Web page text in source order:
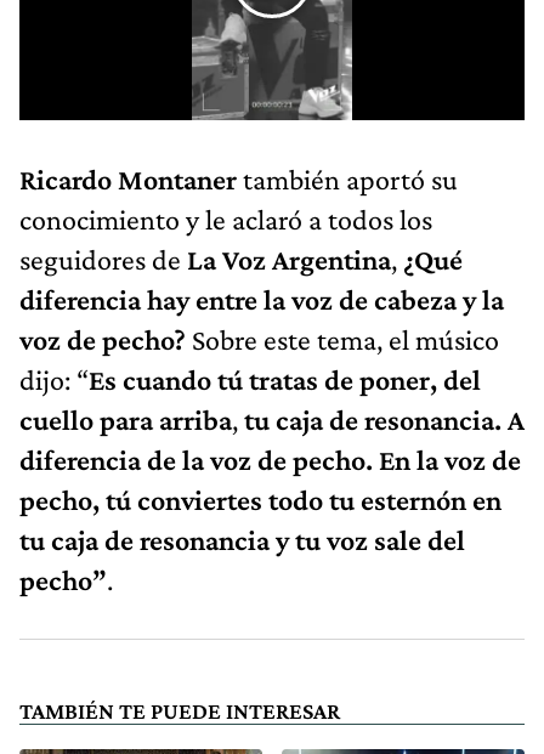
Ricardo Montanertambién aportó su
conocimiento y le aclaró a todos los
seguidores de La Voz Argentina, ¿Qué
diferencia hay entre la voz de cabeza y la
voz de pecho? Sobre este tema, el músico
dijo: “Es cuando tú tratas de poner, del
cuello para arriba,tu caja de resonancia. A
diferencia de la voz de pecho. En la voz de
pecho, tú conviertes todo tu esternón en
tu caja de resonancia y tu voz sale del
pecho”.
TAMBIÉN TE PUEDE INTERESAR